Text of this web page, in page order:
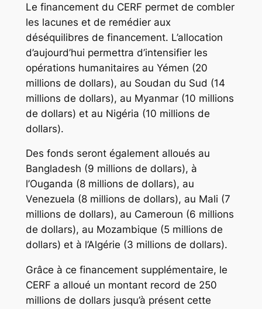
Le financement du CERF permet de combler
les lacunes et de remédier aux
déséquilibres de financement. L’allocation
d’aujourd’hui permettra d’intensifier les
opérations humanitaires au Yémen (20
millions de dollars), au Soudan du Sud (14
millions de dollars), au Myanmar (10 millions
de dollars) et au Nigéria (10 millions de
dollars).
Des fonds seront également alloués au
Bangladesh (9 millions de dollars), à
l’Ouganda (8 millions de dollars), au
Venezuela (8 millions de dollars), au Mali (7
millions de dollars), au Cameroun (6 millions
de dollars), au Mozambique (5 millions de
dollars) et à l’Algérie (3 millions de dollars).
Grâce à ce financement supplémentaire, le
CERF a alloué un montant record de 250
millions de dollars jusqu’à présent cette